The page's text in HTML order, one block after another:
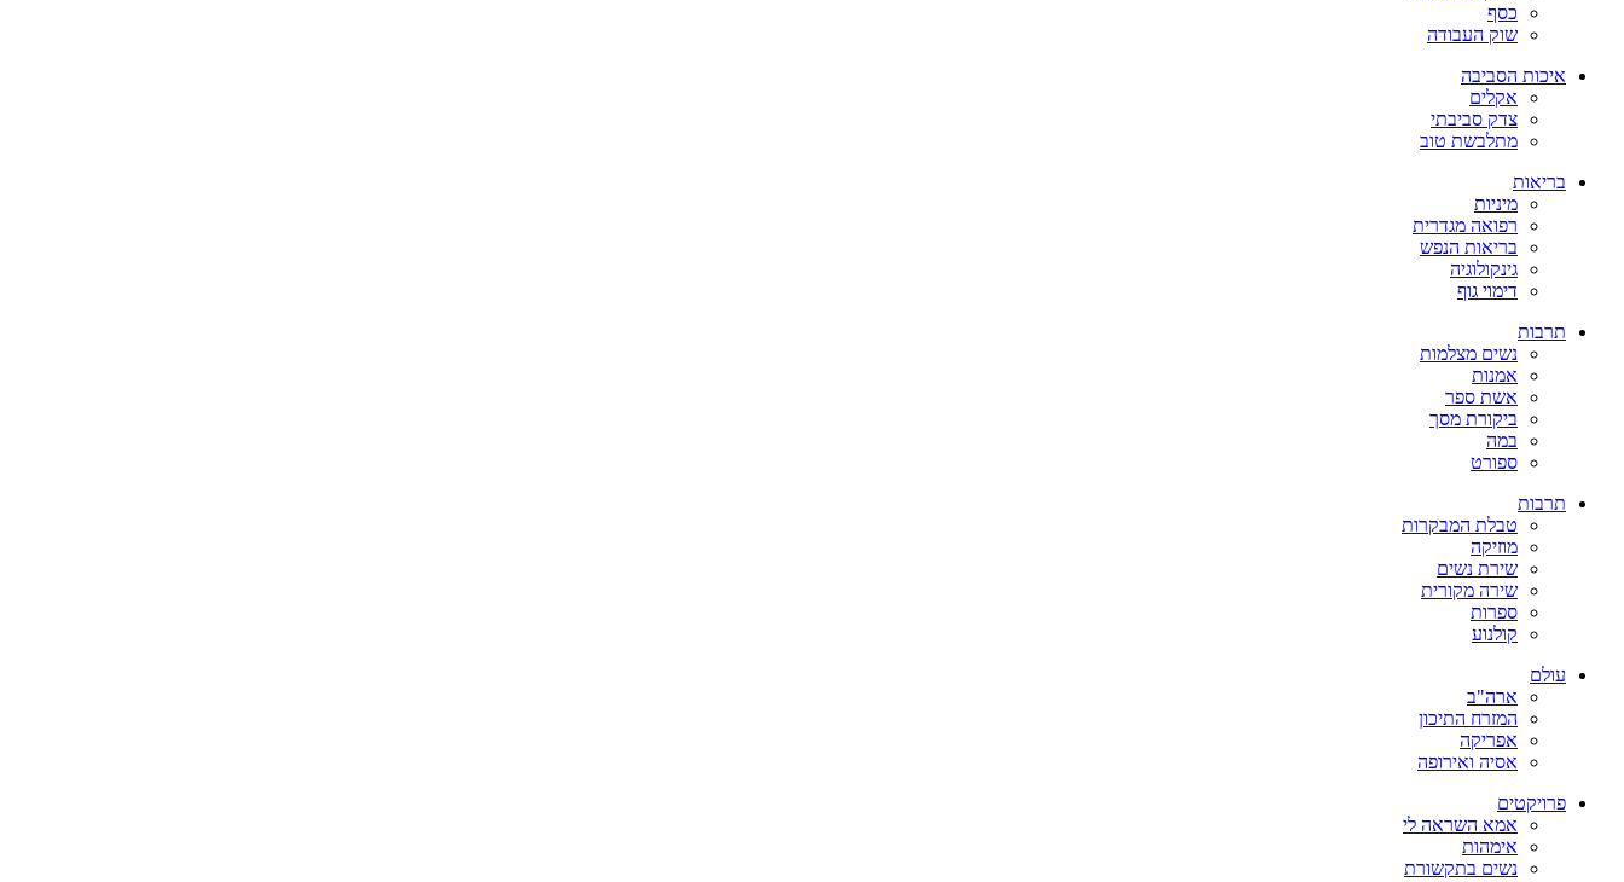
כסף
שוק העבודה
איכות הסביבה
אקלים
צדק סביבתי
מתלבשת טוב
בריאות
מיניות
רפואה מגדרית
בריאות הנפש
גינקולוגיה
דימוי גוף
תרבות
נשים מצלמות
אמנות
אשת ספר
ביקורת מסך
במה
ספורט
תרבות
טבלת המבקרות
מוזיקה
שירת נשים
שירה מקורית
ספרות
קולנוע
עולם
ארה"ב
המזרח התיכון
אפריקה
אסיה ואירופה
פרויקטים
אמא השראה לי
אימהות
נשים בתקשורת